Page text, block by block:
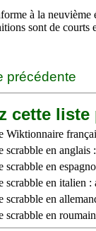
à la
sont de courts
précédente
cette liste
Wiktionnaire
scrabble en anglais :
scrabble en
scrabble en italien :
scrabble en
scrabble en